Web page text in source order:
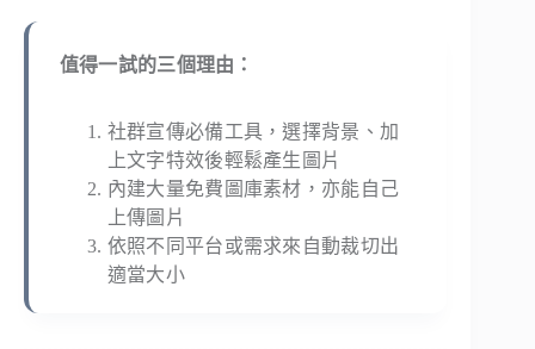
值得一試的三個理由：
社群宣傳必備工具，選擇背景、加
上文字特效後輕鬆產生圖片
內建大量免費圖庫素材，亦能自己
上傳圖片
依照不同平台或需求來自動裁切出
適當大小